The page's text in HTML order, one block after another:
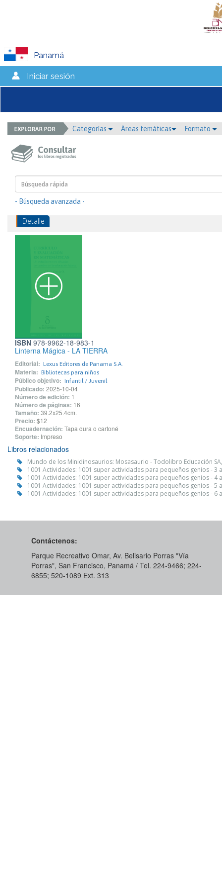
Panamá
Iniciar sesión
Categorías Áreas temáticas Formato
- Búsqueda avanzada -
Detalle
ISBN 978-9962-18-983-1
Linterna Mágica - LA TIERRA
Editorial: Lexus Editores de Panama S.A.
Materia: Bibliotecas para niños
Público objetivo: Infantil / Juvenil
Publicado: 2025-10-04
Número de edición: 1
Número de páginas: 16
Tamaño: 39.2x25.4cm.
Precio: $12
Encuadernación: Tapa dura o cartoné
Soporte: Impreso
Libros relacionados
Mundo de los Minidinosaurios: Mosasaurio - Todolibro Educación
1001 Actividades: 1001 super actividades para pequeños genios - 3
1001 Actividades: 1001 super actividades para pequeños genios - 4
1001 Actividades: 1001 super actividades para pequeños genios - 5
1001 Actividades: 1001 super actividades para pequeños genios - 6
Contáctenos:
Parque Recreativo Omar, Av. Belisario Porras "Vía
Porras", San Francisco, Panamá / Tel. 224-9466; 224-
6855; 520-1089​ Ext. 313